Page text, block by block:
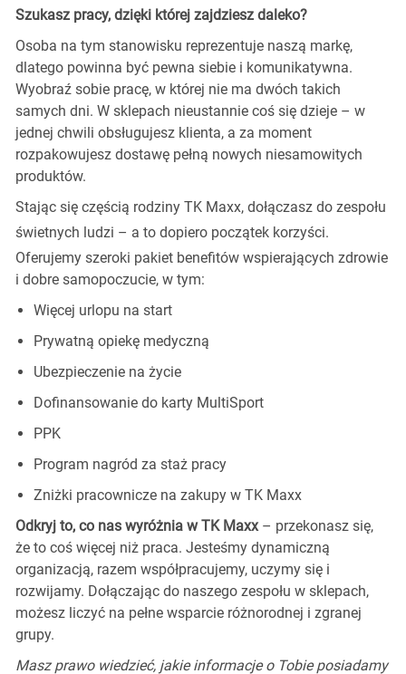
Szukasz pracy, dzięki której zajdziesz daleko?
Osoba na tym stanowisku reprezentuje naszą markę,
dlatego powinna być pewna siebie i komunikatywna.
Wyobraź sobie pracę, w której nie ma dwóch takich
samych dni. W sklepach nieustannie coś się dzieje – w
jednej chwili obsługujesz klienta, a za moment
rozpakowujesz dostawę pełną nowych niesamowitych
produktów.
Stając się częścią rodziny TK Maxx, dołączasz do zespołu
świetnych ludzi – a to dopiero początek korzyści.
Oferujemy szeroki pakiet benefitów wspierających zdrowie
i dobre samopoczucie, w tym:
Więcej urlopu na start
Prywatną opiekę medyczną
Ubezpieczenie na życie
Dofinansowanie do karty MultiSport
PPK
Program nagród za staż pracy
Zniżki pracownicze na zakupy w TK Maxx
Odkryj to, co nas wyróżnia w TK Maxx– przekonasz się,
że to coś więcej niż praca. Jesteśmy dynamiczną
organizacją, razem współpracujemy, uczymy się i
rozwijamy. Dołączając do naszego zespołu w sklepach,
możesz liczyć na pełne wsparcie różnorodnej i zgranej
grupy.
Masz prawo wiedzieć, jakie informacje o Tobie posiadamy